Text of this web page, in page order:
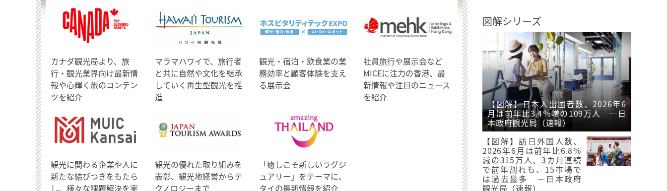
​カナダ観光局より、旅
行・観光業界向け最新情
報や心輝く旅のコンテン
ツを紹介
マラマハワイで、旅行者
と共に自然や文化を継承
していく再生型観光を推
進
観光・宿泊・飲食業の業
務効率と顧客体験を支え
る展示会
社員旅行や展示会など
MICEに注力の香港、最
新情報や注目のニュース
を紹介
観光に関わる企業や人に
新たな結びつきをもたら
し、様々な課題解決を実
観光の優れた取り組みを
表彰、観光地経営からテ
クノロジーまで
「癒しこそ新しいラグジ
ュアリー」をテーマに、
タイの最新情報を紹介
図解シリーズ
【図解】日本人出国者数、2026年6
月は前年比3.4％増の109万人 ―日
本政府観光局（速報）
【図解】訪日外国人数、
2026年6月は前年比6.8％
減の315万人、3カ月連続
で前年割れも、15市場で
は過去最多 ―日本政府
観光局（速報）